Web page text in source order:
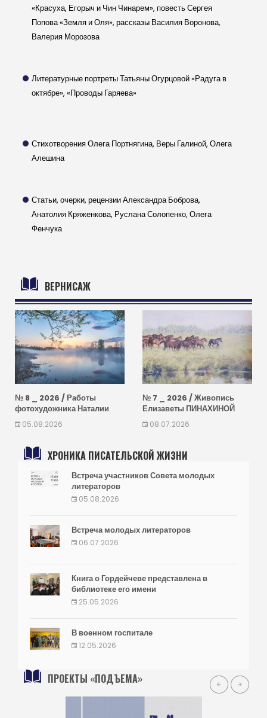
«Красуха, Егорыч и Чин Чинарем», повесть Сергея
Попова «Земля и Оля», рассказы Василия Воронова,
Валерия Морозова
Литературные портреты Татьяны Огурцовой «Радуга в
октябре», «Проводы Гаряева»
Стихотворения Олега Портнягина, Веры Галиной, Олега
Алешина
Статьи, очерки, рецензии Александра Боброва,
Анатолия Кряженкова, Руслана Солопенко, Олега
Фенчука
ВЕРНИСАЖ
№ 8 _ 2026 / Работы
фотохудожника Наталии
БАРАНОВОЙ (Тамбов)
05.08.2026
№ 7 _ 2026 / Живопись
Елизаветы ПИНАХИНОЙ
(Воронеж)
08.07.2026
ХРОНИКА ПИСАТЕЛЬСКОЙ ЖИЗНИ
Встреча участников Совета молодых
литераторов
05.08.2026
Встреча молодых литераторов
06.07.2026
Книга о Гордейчеве представлена в
библиотеке его имени
25.05.2026
В военном госпитале
12.05.2026
ПРОЕКТЫ «ПОДЪЕМА»